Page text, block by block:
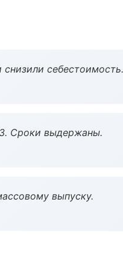
себестоимость.
Сроки выдержаны.
выпуску.